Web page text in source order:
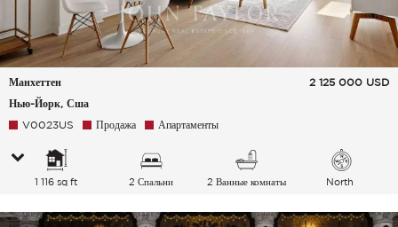
Манхеттен
Нью-Йорк, Сша
2 125 000 USD
V0023US Продажа Апартаменты
1 116 sq ft 2 Спальни 2 Ванные комнаты North